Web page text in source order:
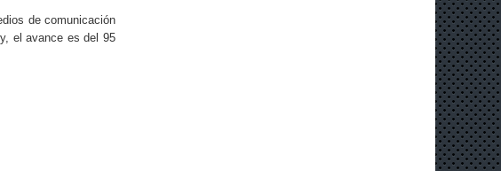
de comunicación
el avance es del 95